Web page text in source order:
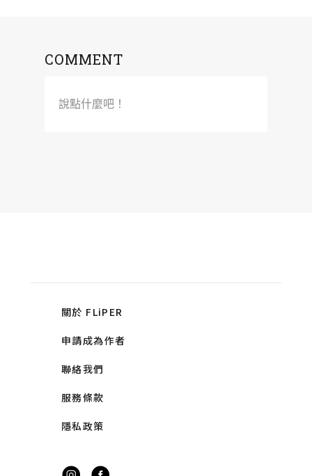
COMMENT
說點什麼吧！
關於 FLiPER
申請成為作者
聯絡我們
服務條款
隱私政策